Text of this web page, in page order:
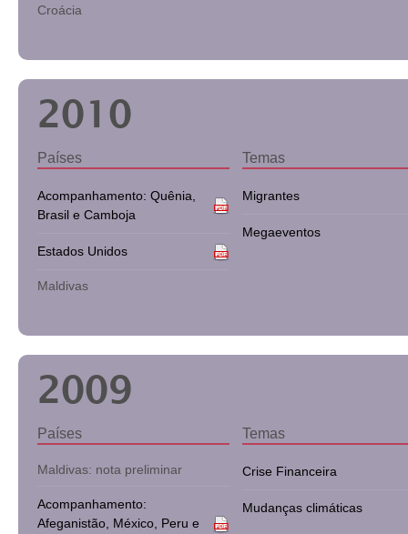
Croácia
2010
Países
Acompanhamento: Quênia,
Brasil e Camboja
Estados Unidos
Maldivas
Temas
Migrantes
Megaeventos
2009
Países
Maldivas: nota preliminar
Acompanhamento:
Afeganistão, México, Peru e
Temas
Crise Financeira
Mudanças climáticas